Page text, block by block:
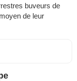
buveurs de
de leur